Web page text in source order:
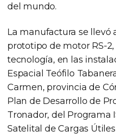
del mundo.
La manufactura se llevó
prototipo de motor RS-
tecnología, en las
Espacial Teófilo
Carmen, provincia de
Plan de Desarrollo de
Tronador, del Programa
Satelital de Cargas